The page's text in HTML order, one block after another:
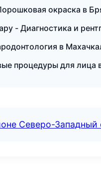
окраска в
- Диагностика и
в
процедуры для лица
Северо-Западный